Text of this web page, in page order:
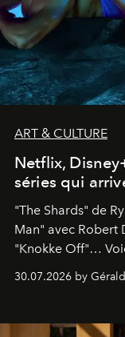
ART & CULTURE
Netflix,
séries qui
"The Shards" de
Man" avec Robert
"Knokke Off"…
plateformes de
30.07.2026 by